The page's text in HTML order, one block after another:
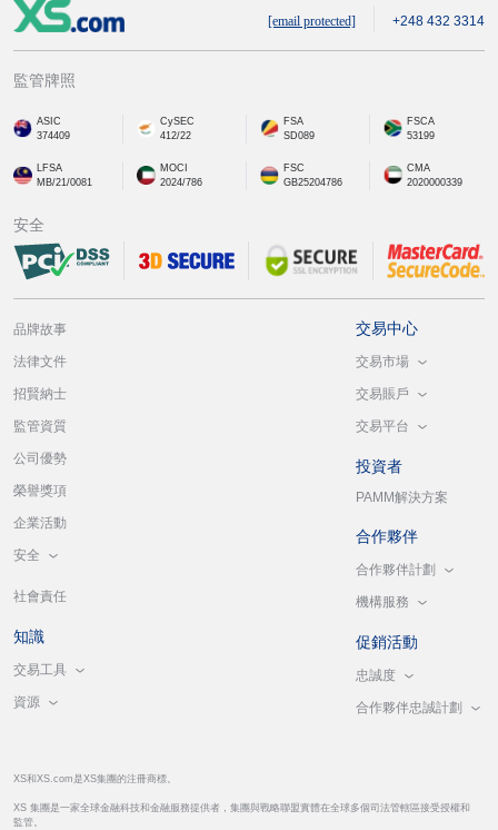
[email protected] +248 432 3314
監管牌照
ASIC
374409
CySEC
412/22
FSA
SD089
FSCA
53199
LFSA
MB/21/0081
MOCI
2024/786
FSC
GB25204786
CMA
2020000339
安全
品牌故事
法律文件
招賢納士
監管資質
公司優勢
榮譽獎項
企業活動
安全
社會責任
知識
交易工具
資源
交易中心
交易市場
交易賬戶
交易平台
投資者
PAMM解決方案
合作夥伴
合作夥伴計劃
機構服務
促銷活動
忠誠度
合作夥伴忠誠計劃
XS和XS.com是XS集團的注冊商標。
XS 集團是一家全球金融科技和金融服務提供者，集團與戰略聯盟實體在全球多個司法管轄區接受授權和
監管。